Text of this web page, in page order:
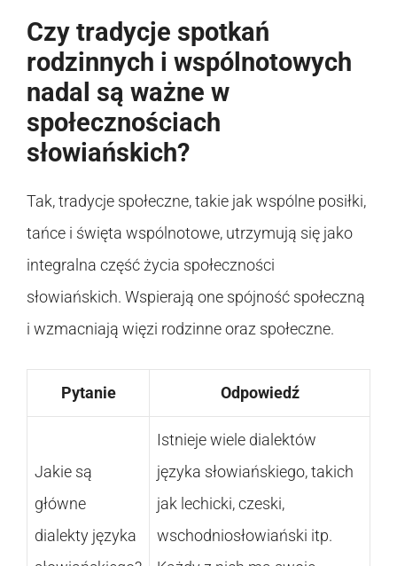
Czy tradycje spotkań
rodzinnych i wspólnotowych
nadal są ważne w
społecznościach
słowiańskich?
Tak, tradycje społeczne, takie jak wspólne posiłki,
tańce i święta wspólnotowe, utrzymują się jako
integralna część życia społeczności
słowiańskich. Wspierają one spójność społeczną
i wzmacniają więzi rodzinne oraz społeczne.
Pytanie Odpowiedź
Jakie są
główne
dialekty języka
Istnieje wiele dialektów
języka słowiańskiego, takich
jak lechicki, czeski,
wschodniosłowiański itp.